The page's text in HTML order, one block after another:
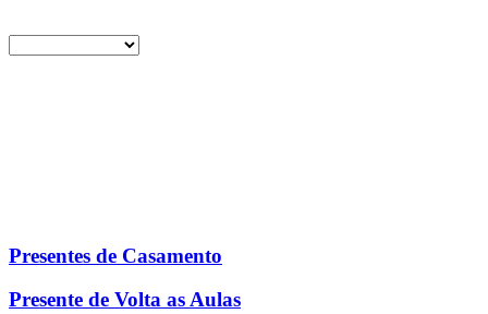
Presentes de Casamento
Presente de Volta as Aulas